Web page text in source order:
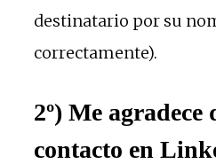
destinatario por su
correctamente).
2º) Me agradece
contacto en